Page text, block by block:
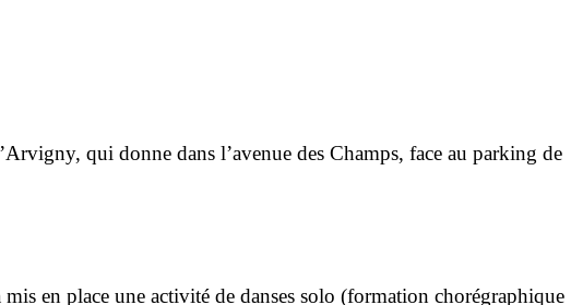
qui donne dans l’avenue des Champs, face au parking de
en place une activité de danses solo (formation chorégraphique